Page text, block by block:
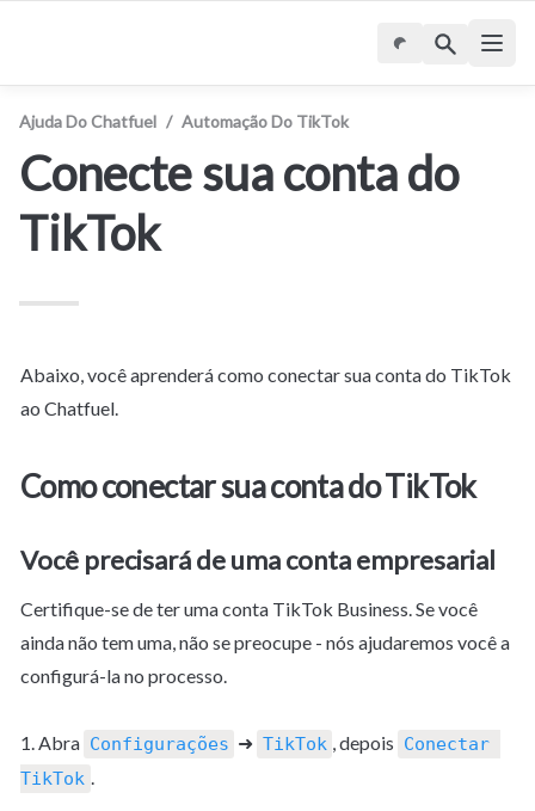
Ajuda Do Chatfuel / Automação Do TikTok
Conecte sua conta do
TikTok
Abaixo, você aprenderá como conectar sua conta do TikTok
ao Chatfuel.
Como conectar sua conta do TikTok
Você precisará de uma conta empresarial
Certifique-se de ter uma conta TikTok Business. Se você
ainda não tem uma, não se preocupe - nós ajudaremos você a
configurá-la no processo.
1. Abra Configurações ➜ TikTok , depois Conectar
TikTok .